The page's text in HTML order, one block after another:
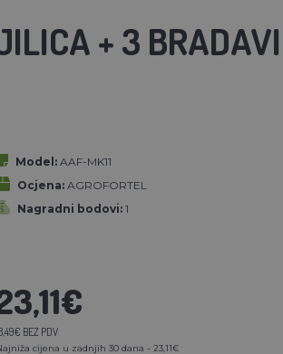
+ 3
Model: AAF-MK11
Ocjena: AGROFORTEL
Nagradni bodovi: 1
BEZ PDV
cijena u zadnjih 30 dana - 23,11€